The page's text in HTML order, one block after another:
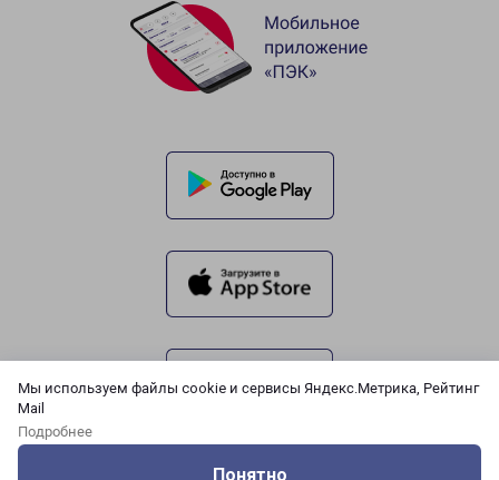
Мы используем файлы cookie и сервисы Яндекс.Метрика, Рейтинг
Mail
Подробнее
Понятно